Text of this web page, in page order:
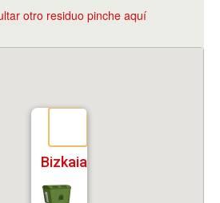
otro residuo pinche aquí
Bizkaia